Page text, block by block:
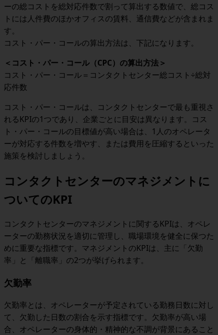
ーの総コストを総対応件数で割って算出する数値で、総コス
トには人件費のほかオフィスの賃料、通信費などが含まれま
す。
コスト・パー・コールの算出方法は、下記になります。
＜ コスト・パー・コール（CPC）の算出方法＞
コスト・パー・コール＝コンタクトセンター総コスト÷総対
応件数
コスト・パー・コールは、コンタクトセンターで最も重視さ
れるKPIの1つであり、企業ごとに目安は異なります。コス
ト・パー・コールの目標値が高い場合は、1人のオペレータ
ーが対応する件数を増やす、または費用を圧縮するといった
施策を検討しましょう。
コンタクトセンターのマネジメントに
ついてのKPI
コンタクトセンターのマネジメントに関するKPIは、オペレ
ーターの勤務状況を適切に管理し、職場環境を健全に保つた
めに重要な指標です。マネジメントのKPIは、主に「欠勤
率」と「離職率」の2つが挙げられます。
欠勤率
欠勤率とは、オペレーターが予定されている勤務日数に対し
て、欠勤した日数の割合を示す指標です。欠勤率が高い場
合、オペレーターの身体的・精神的な不調が背景にあること